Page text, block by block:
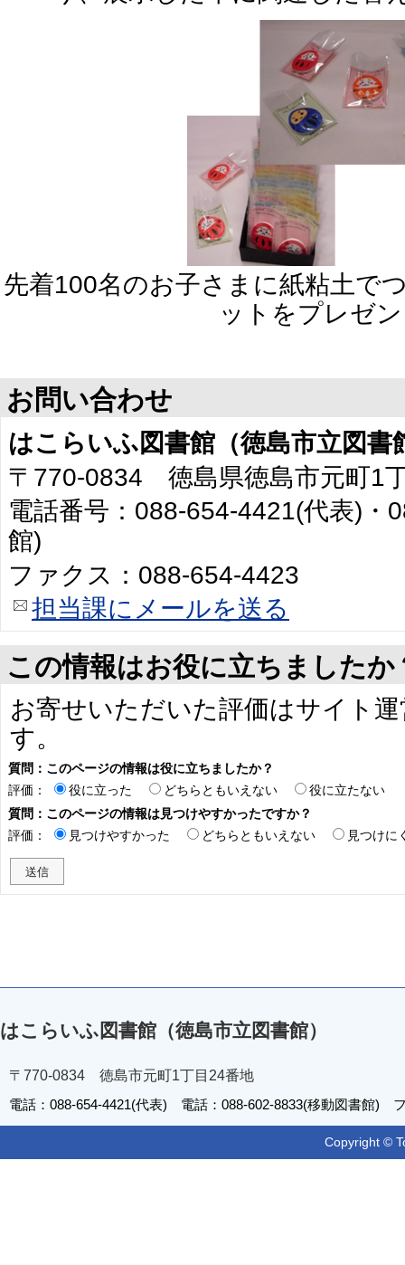
先着100名のお子さまに紙粘土で
ットをプレゼ
お問い合わせ
はこらいふ図書館（徳島市立図書
〒770-0834 徳島県徳島市元町1
電話番号：088-654-4421(代表)・
館)
ファクス：088-654-4423
担当課にメールを送る
この情報はお役に立ちましたか
お寄せいただいた評価はサイト
す。
質問：このページの情報は役に立ちましたか？
評価：
役に立った どちらともいえない
役に立たない
質問：このページの情報は見つけやすかったですか？
評価：
見つけやすかった どちらともいえない 見つけに
はこらいふ図書館（徳島市立図書館）
〒770-0834 徳島市元町1丁目24番地
電話：088-654-4421(代表) 電話：088-602-8833(移動図書館)
Copyright ©